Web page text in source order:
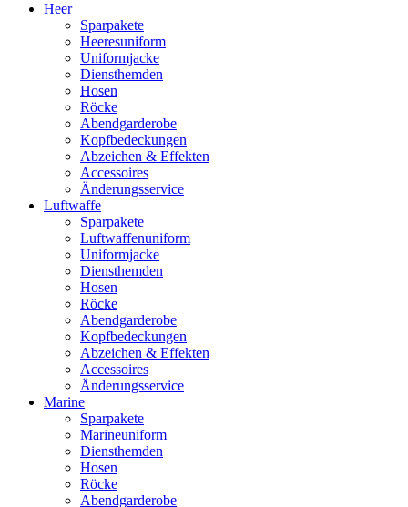
Heer
Sparpakete
Heeresuniform
Uniformjacke
Diensthemden
Hosen
Röcke
Abendgarderobe
Kopfbedeckungen
Abzeichen & Effekten
Accessoires
Änderungsservice
Luftwaffe
Sparpakete
Luftwaffenuniform
Uniformjacke
Diensthemden
Hosen
Röcke
Abendgarderobe
Kopfbedeckungen
Abzeichen & Effekten
Accessoires
Änderungsservice
Marine
Sparpakete
Marineuniform
Diensthemden
Hosen
Röcke
Abendgarderobe